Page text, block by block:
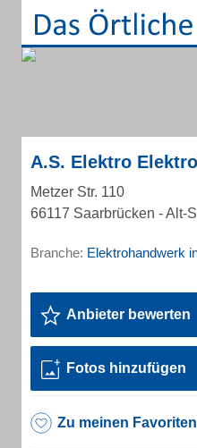
A.S. Elektro
Metzer Str. 110
66117 Saarbrücken - Alt-
Branche: Elektrohandwerk
Anbieter bewerten
Fotos hinzufügen
Zu meinen